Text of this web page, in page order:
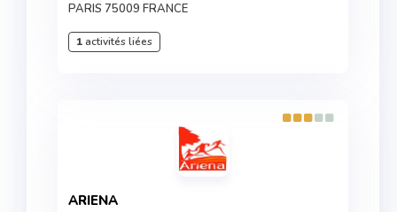
PARIS 75009 FRANCE
1activités liées
ARIENA